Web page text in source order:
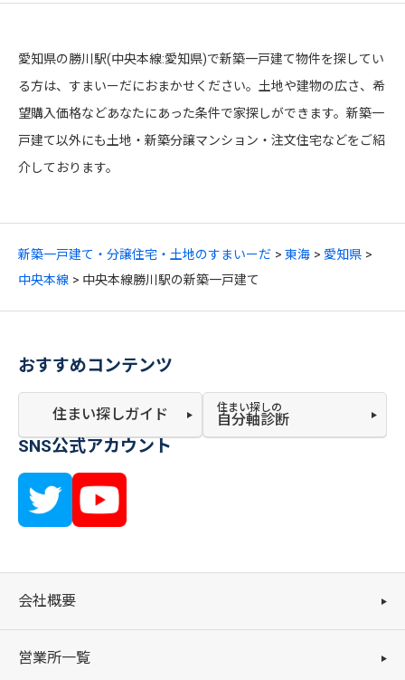
新築一戸建て・分譲住宅・土地のすまいーだ 東海
愛知県
中央本線
中央本線勝川駅の新築一戸建て
愛知県の勝川駅(中央本線:愛知県)で新築一戸建て物件を探してい
る方は、すまいーだにおまかせください。土地や建物の広さ、希
望購入価格などあなたにあった条件で家探しができます。新築一
戸建て以外にも土地・新築分譲マンション・注文住宅などをご紹
介しております。
おすすめコンテンツ
住まい探しガイド 住まい探しの
自分軸診断
SNS公式アカウント
会社概要
営業所一覧